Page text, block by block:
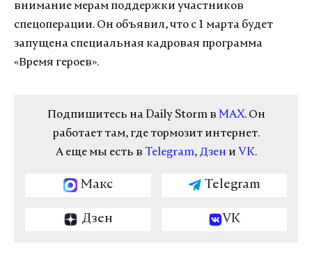
внимание мерам поддержки участников
спецоперации. Он объявил, что с 1 марта будет
запущена специальная кадровая программа
«Время героев».
Подпишитесь на Daily Storm в MAX. Он
работает там, где тормозит интернет.
А еще мы есть в Telegram, Дзен и VK.
Макс Telegram
Дзен VK